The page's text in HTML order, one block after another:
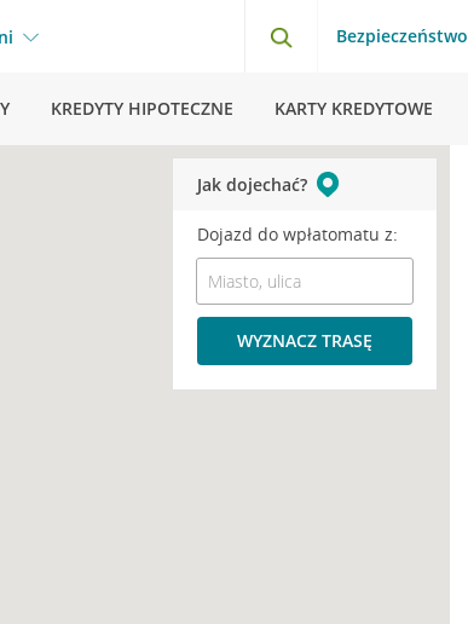
Bezpieczeństwo
KREDYTY HIPOTECZNE KARTY KREDYTOWE
Jak dojechać?
Dojazd do wpłatomatu z:
WYZNACZ TRASĘ